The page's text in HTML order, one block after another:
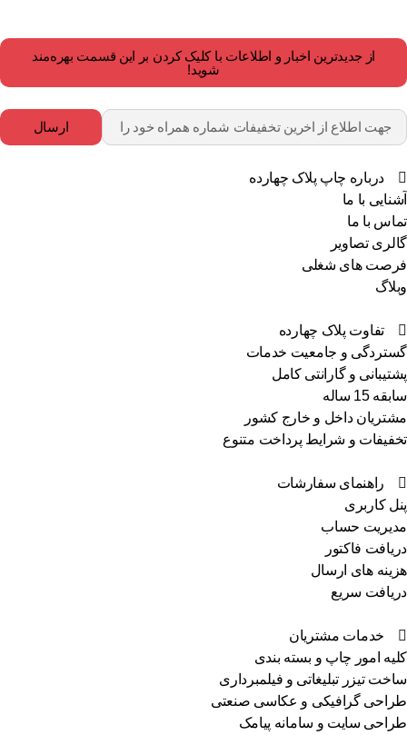
از جدیدترین اخبار و اطلاعات با کلیک کردن بر این قسمت بهره‌مند
شوید!
ارسال
درباره چاپ پلاک چهارده
با ما
با ما
تصاویر
های شغلی
تفاوت پلاک چهارده
و جامعیت خدمات
و گارانتی کامل
15 ساله
داخل و خارج کشور
و شرایط پرداخت متنوع
راهنمای سفارشات
کاربری
حساب
فاکتور
های ارسال
سریع
خدمات مشتریان
امور چاپ و بسته بندی
تیزر تبلیغاتی و فیلمبرداری
گرافیکی و عکاسی صنعتی
سایت و سامانه پیامک